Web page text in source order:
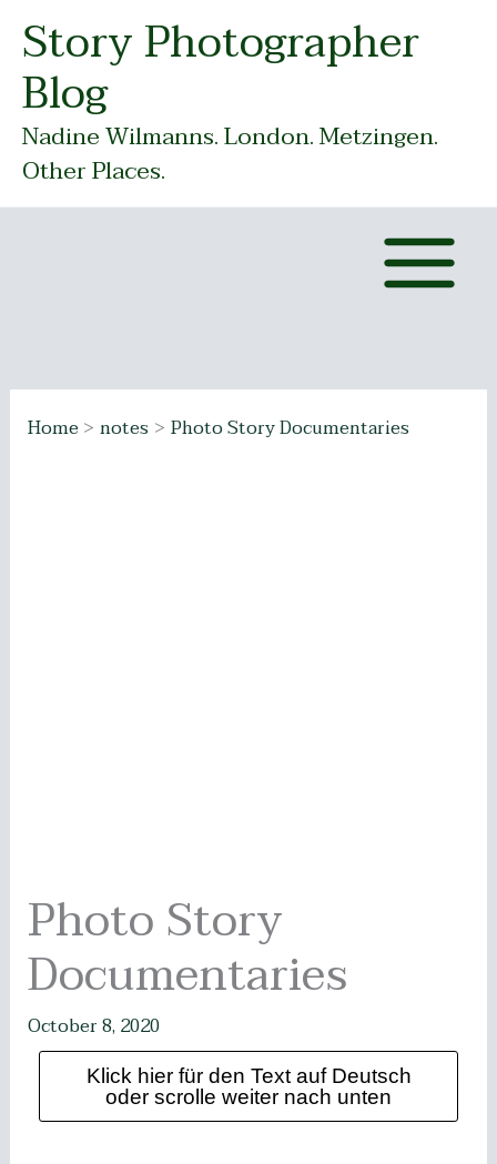
content
Story Photographer
Blog
Nadine Wilmanns. London. Metzingen.
Other Places.
Home notes Photo Story Documentaries
Photo Story
Documentaries
October 8, 2020
Klick hier für den Text auf Deutsch
oder scrolle weiter nach unten